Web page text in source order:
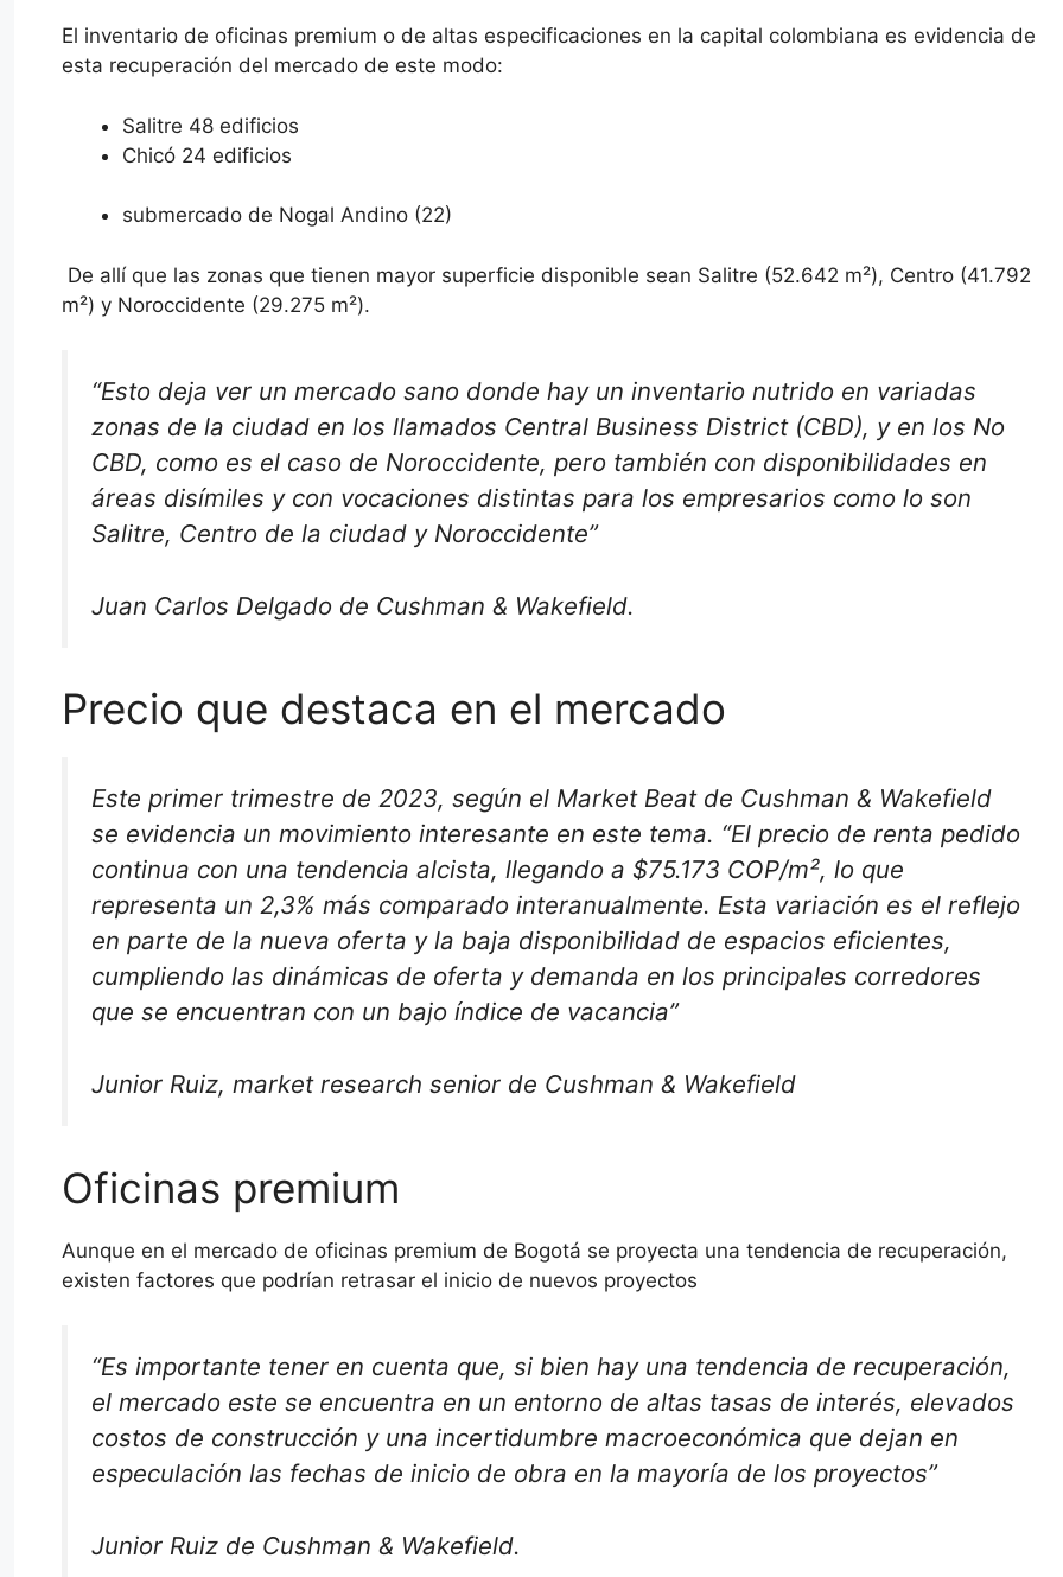
El inventario de oficinas premium o de altas especificaciones en la capital colombiana es evidencia de
esta recuperación del mercado de este modo:
Salitre 48 edificios
Chicó 24 edificios
submercado de Nogal Andino (22)
De allí que las zonas que tienen mayor superficie disponible sean Salitre (52.642 m²), Centro (41.792
m²) y Noroccidente (29.275 m²).
“Esto deja ver un mercado sano donde hay un inventario nutrido en variadas
zonas de la ciudad en los llamados Central Business District (CBD), y en los No
CBD, como es el caso de Noroccidente, pero también con disponibilidades en
áreas disímiles y con vocaciones distintas para los empresarios como lo son
Salitre, Centro de la ciudad y Noroccidente”
Juan Carlos Delgado de Cushman & Wakefield.
Precio que destaca en el mercado
Este primer trimestre de 2023, según el Market Beat de Cushman & Wakefield
se evidencia un movimiento interesante en este tema. “El precio de renta pedido
continua con una tendencia alcista, llegando a $75.173 COP/m², lo que
representa un 2,3% más comparado interanualmente. Esta variación es el reflejo
en parte de la nueva oferta y la baja disponibilidad de espacios eficientes,
cumpliendo las dinámicas de oferta y demanda en los principales corredores
que se encuentran con un bajo índice de vacancia”
Junior Ruiz, market research senior de Cushman & Wakefield
Oficinas premium
Aunque en el mercado de oficinas premium de Bogotá se proyecta una tendencia de recuperación,
existen factores que podrían retrasar el inicio de nuevos proyectos
“Es importante tener en cuenta que, si bien hay una tendencia de recuperación,
el mercado este se encuentra en un entorno de altas tasas de interés, elevados
costos de construcción y una incertidumbre macroeconómica que dejan en
especulación las fechas de inicio de obra en la mayoría de los proyectos”
Junior Ruiz de Cushman & Wakefield.